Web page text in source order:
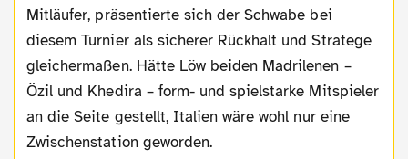
Mitläufer, präsentierte sich der Schwabe bei
diesem Turnier als sicherer Rückhalt und Stratege
gleichermaßen. Hätte Löw beiden Madrilenen –
Özil und Khedira – form- und spielstarke Mitspieler
an die Seite gestellt, Italien wäre wohl nur eine
Zwischenstation geworden.